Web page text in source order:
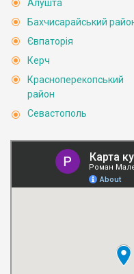
Алушта
Бахчисарайський
Євпаторія
Керч
Красноперекопський
район
Севастополь